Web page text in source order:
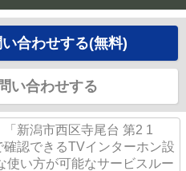
(無料)」の赤いボタンをク
計画的に、ゆとりをもっ
たスタッフがお待ちしてお
合わせする(無料)
い合わせする
新潟市西区寺尾台 第2 1
認できるTVインターホン設
使い方が可能なサービスルー